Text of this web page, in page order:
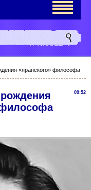
«яранского» философа
09:52
философа